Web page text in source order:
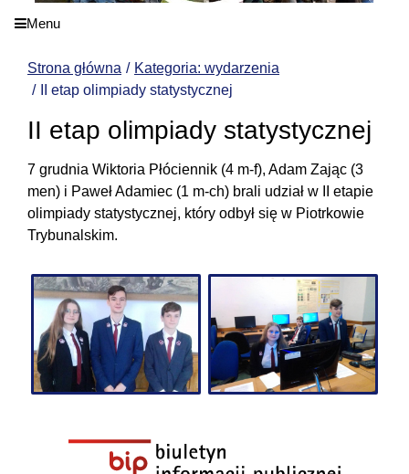
Menu
Strona główna
Kategoria: wydarzenia
II etap olimpiady statystycznej
II etap olimpiady statystycznej
7 grudnia Wiktoria Płóciennik (4 m-f), Adam Zając (3
men) i Paweł Adamiec (1 m-ch) brali udział w II etapie
olimpiady statystycznej, który odbył się w Piotrkowie
Trybunalskim.